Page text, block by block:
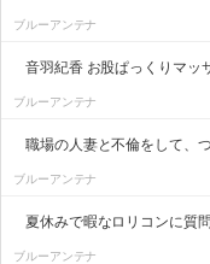
ブルーアンテナ
音羽紀香 お股ぱっくりマッ
ブルーアンテナ
職場の人妻と不倫をして、つ
ブルーアンテナ
夏休みで暇なロリコンに質
ブルーアンテナ